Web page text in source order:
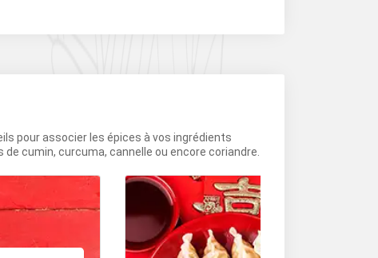
pour associer les épices à vos ingrédients
cumin, curcuma, cannelle ou encore coriandre.